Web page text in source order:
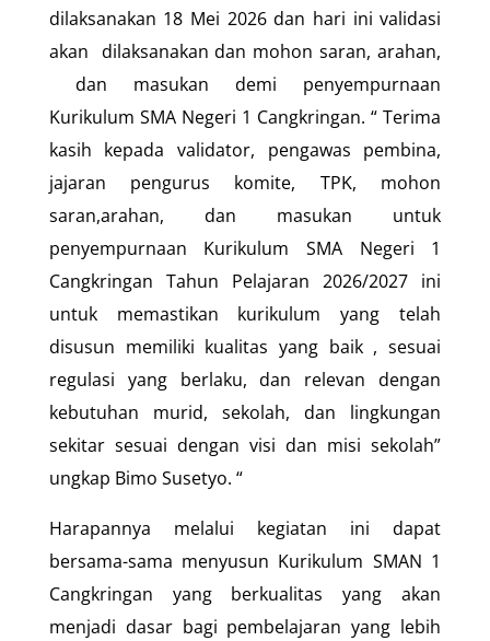
dilaksanakan 18 Mei 2026 dan hari ini validasi
akan dilaksanakan dan mohon saran, arahan,
dan masukan demi penyempurnaan
Kurikulum SMA Negeri 1 Cangkringan. “ Terima
kasih kepada validator, pengawas pembina,
jajaran pengurus komite, TPK, mohon
saran,arahan, dan masukan untuk
penyempurnaan Kurikulum SMA Negeri 1
Cangkringan Tahun Pelajaran 2026/2027 ini
untuk memastikan kurikulum yang telah
disusun memiliki kualitas yang baik , sesuai
regulasi yang berlaku, dan relevan dengan
kebutuhan murid, sekolah, dan lingkungan
sekitar sesuai dengan visi dan misi sekolah”
ungkap Bimo Susetyo. “
Harapannya melalui kegiatan ini dapat
bersama-sama menyusun Kurikulum SMAN 1
Cangkringan yang berkualitas yang akan
menjadi dasar bagi pembelajaran yang lebih